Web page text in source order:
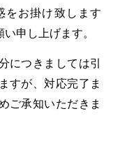
をお掛け致します
申し上げます。
につきましては引
すが、対応完了ま
ご承知いただきま